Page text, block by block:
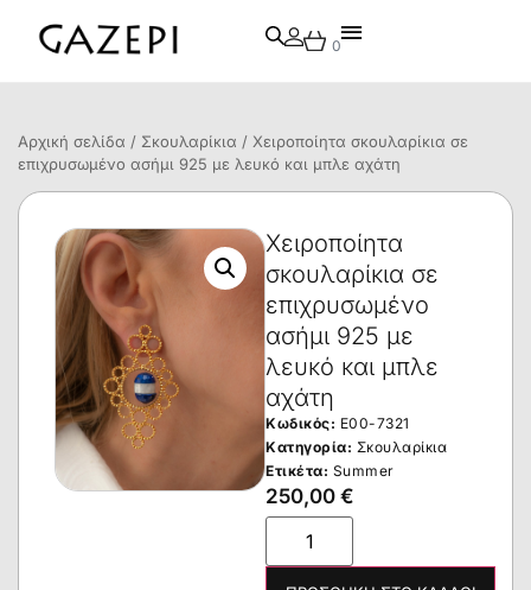
0
Αρχική σελίδα / Σκουλαρίκια / Χειροποίητα σκουλαρίκια σε
επιχρυσωμένο ασήμι 925 με λευκό και μπλε αχάτη
Χειροποίητα
σκουλαρίκια σε
επιχρυσωμένο
ασήμι 925 με
λευκό και μπλε
αχάτη
Κωδικός: E00-7321
Κατηγορία: Σκουλαρίκια
Ετικέτα: Summer
250,00 €